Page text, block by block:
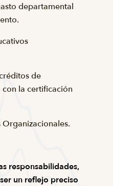
departamental
de
con la certificación
responsabilidades,
un reflejo preciso